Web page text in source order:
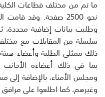
ما تم من مختلف قطاعات
نحو 2500 صفحة. وقد
وطلبت بيانات إضافية محددة،
سلسلة من المقابلات مع
ذلك ممثلي الطلبة وأعضاء
بما في ذلك أعضاءه الأجانب
ومجلس الأمناء، بالإضافة إلى
وغيرهم، كما اطلعوا على